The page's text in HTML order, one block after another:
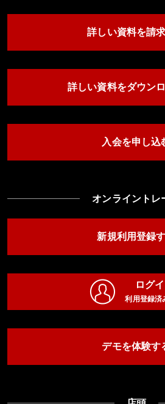
詳しい資料を請
詳しい資料をダウン
入会を申し込
オンライントレ
新規利用登録
ログ
利用登録済
デモを体験す